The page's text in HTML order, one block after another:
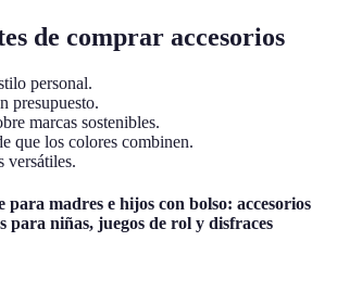
de comprar accesorios
personal.
presupuesto.
marcas sostenibles.
que los colores combinen.
versátiles.
para madres e hijos con bolso: accesorios
para niñas, juegos de rol y disfraces